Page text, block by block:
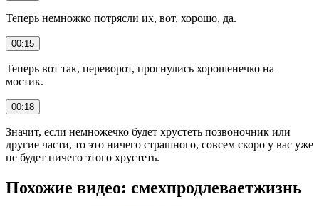
Теперь немножко потрясли их, вот, хорошо, да.
00:15
Теперь вот так, переворот, прогнулись хорошенечко на
мостик.
00:18
Значит, если немножечко будет хрустеть позвоночник или
другие части, то это ничего страшного, совсем скоро у вас уже
не будет ничего этого хрустеть.
Похожие видео: смехпродлеваетжизнь